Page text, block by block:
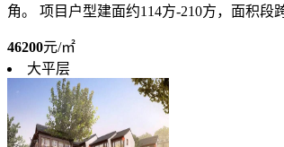
角。 项目户型建面约114方-210方，面积段
46200元/㎡
大平层